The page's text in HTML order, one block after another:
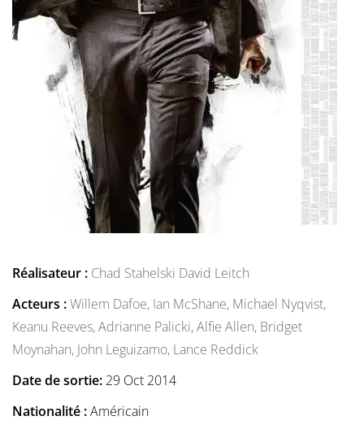
Réalisateur : Chad Stahelski David Leitch
Acteurs :Willem Dafoe, Ian McShane, Michael Nyqvist,
Keanu Reeves,Adrianne Palicki,Alfie Allen, Bridget
Moynahan, John Leguizamo, Lance Reddick
Date de sortie: 29 Oct 2014
Nationalité :Américain